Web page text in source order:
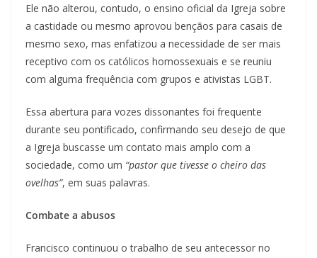
Ele não alterou, contudo, o ensino oficial da Igreja sobre
a castidade ou mesmo aprovou bençãos para casais de
mesmo sexo, mas enfatizou a necessidade de ser mais
receptivo com os católicos homossexuais e se reuniu
com alguma frequência com grupos e ativistas LGBT.
Essa abertura para vozes dissonantes foi frequente
durante seu pontificado, confirmando seu desejo de que
a Igreja buscasse um contato mais amplo com a
sociedade, como um “pastor que tivesse o cheiro das
ovelhas”, em suas palavras.
Combate a abusos
Francisco continuou o trabalho de seu antecessor no